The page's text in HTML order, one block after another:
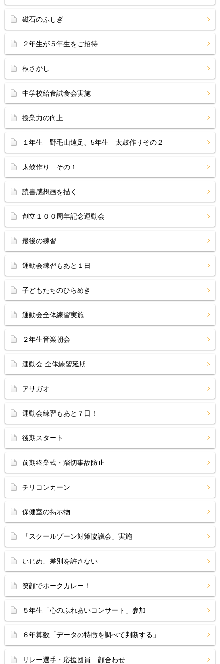
磁石のふしぎ
２年生が５年生をご招待
秋さがし
中学校給食試食会実施
授業力の向上
１年生 野毛山遠足、5年生 太鼓作りその２
太鼓作り その１
読書感想画を描く
創立１００周年記念運動会
最後の練習
運動会練習もあと１日
子どもたちのひらめき
運動会全体練習実施
２年生音楽朝会
運動会 全体練習延期
アサガオ
運動会練習もあと７日！
後期スタート
前期終業式・踏切事故防止
チリコンカーン
保健室の掲示物
「スクールゾーン対策協議会」実施
いじめ、差別を許さない
笑顔でポークカレー！
５年生「心のふれあいコンサート」参加
６年算数「データの特徴を調べて判断する」
リレー選手・応援団員 顔合わせ